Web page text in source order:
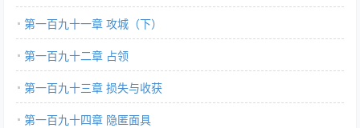
第一百九十一章 攻城（下）
第一百九十二章 占领
第一百九十三章 损失与收获
第一百九十四章 隐匿面具